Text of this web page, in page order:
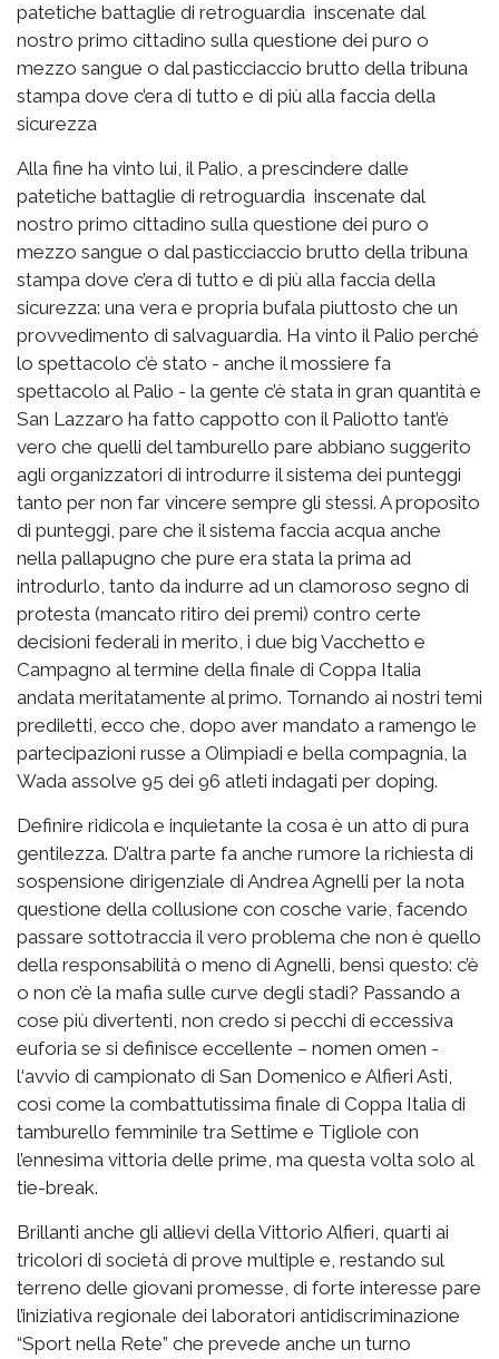
patetiche battaglie di retroguardia inscenate dal
nostro primo cittadino sulla questione dei puro o
mezzo sangue o dal pasticciaccio brutto della tribuna
stampa dove c’era di tutto e di più alla faccia della
sicurezza
Alla fine ha vinto lui, il Palio, a prescindere dalle
patetiche battaglie di retroguardia inscenate dal
nostro primo cittadino sulla questione dei puro o
mezzo sangue o dal pasticciaccio brutto della tribuna
stampa dove c’era di tutto e di più alla faccia della
sicurezza: una vera e propria bufala piuttosto che un
provvedimento di salvaguardia. Ha vinto il Palio perché
lo spettacolo c’è stato - anche il mossiere fa
spettacolo al Palio - la gente c’è stata in gran quantità e
San Lazzaro ha fatto cappotto con il Paliotto tant’è
vero che quelli del tamburello pare abbiano suggerito
agli organizzatori di introdurre il sistema dei punteggi
tanto per non far vincere sempre gli stessi. A proposito
di punteggi, pare che il sistema faccia acqua anche
nella pallapugno che pure era stata la prima ad
introdurlo, tanto da indurre ad un clamoroso segno di
protesta (mancato ritiro dei premi) contro certe
decisioni federali in merito, i due big Vacchetto e
Campagno al termine della finale di Coppa Italia
andata meritatamente al primo. Tornando ai nostri temi
prediletti, ecco che, dopo aver mandato a ramengo le
partecipazioni russe a Olimpiadi e bella compagnia, la
Wada assolve 95 dei 96 atleti indagati per doping.
Definire ridicola e inquietante la cosa è un atto di pura
gentilezza. D’altra parte fa anche rumore la richiesta di
sospensione dirigenziale di Andrea Agnelli per la nota
questione della collusione con cosche varie, facendo
passare sottotraccia il vero problema che non è quello
della responsabilità o meno di Agnelli, bensì questo: c’è
o non c’è la mafia sulle curve degli stadi? Passando a
cose più divertenti, non credo si pecchi di eccessiva
euforia se si definisce eccellente – nomen omen -
l‘avvio di campionato di San Domenico e Alfieri Asti,
così come la combattutissima finale di Coppa Italia di
tamburello femminile tra Settime e Tigliole con
l’ennesima vittoria delle prime, ma questa volta solo al
tie-break.
Brillanti anche gli allievi della Vittorio Alfieri, quarti ai
tricolori di società di prove multiple e, restando sul
terreno delle giovani promesse, di forte interesse pare
l’iniziativa regionale dei laboratori antidiscriminazione
“Sport nella Rete” che prevede anche un turno